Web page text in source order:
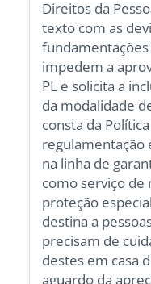
Direitos da
texto com as
fundamentações
impedem a
PL e solicita a
da modalidade
consta da
regulamentação
na linha de
como serviço de
proteção
destina a
precisam de
destes em casa
aguardo da